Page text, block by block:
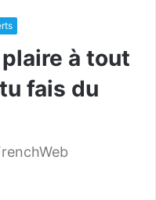
à tout
fais du